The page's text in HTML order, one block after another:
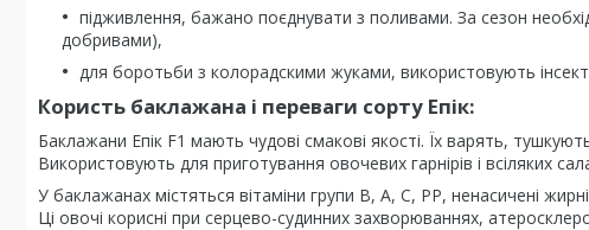
підживлення, бажано поєднувати з поливами. За сезон
добривами),
для боротьби з колорадскими жуками, використовують
Користь баклажана і переваги сорту Епік:
Баклажани Епік F1 мають чудові смакові якості. Їх варять,
Використовують для приготування овочевих гарнірів і всіляких
У баклажанах містяться вітаміни групи В, А, С, РР, ненасичені
Ці овочі корисні при серцево-судинних захворюваннях,